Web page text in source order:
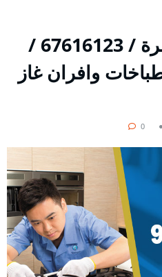
تصليح طباخات السرة / 67616123 /
وافران غاز
0